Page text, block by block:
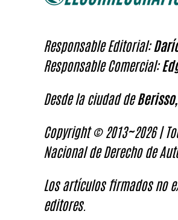
Responsable Editorial:
Responsable Comercial:
Desde la ciudad de
Copyright © 2013~2026 |
Nacional de Derecho de
Los artículos firmados no
editores.